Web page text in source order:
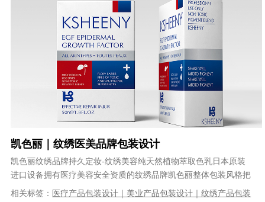
凯色丽｜纹绣医美品牌包装设计
凯色丽纹绣品牌持久定妆-纹绣美容纯天然植物萃取色乳日本原装
进口设备拥有医疗美容安全资质的纹绣品牌凯色丽整体包装风格把
握：1、国际化：大品牌，高端，脱离......
相关标签： 医疗产品包装设计｜美业产品包装设计｜纹绣产品包装